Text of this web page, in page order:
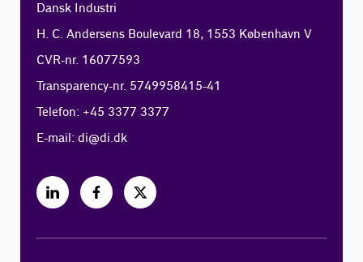
Dansk Industri
H. C. Andersens Boulevard 18, 1553 København V
CVR-nr. 16077593
Transparency-nr. 5749958415-41
Telefon: +45 3377 3377
E-mail:di@di.dk